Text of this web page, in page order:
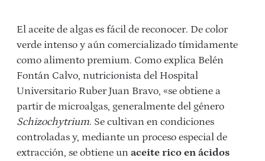
El aceite de algas es fácil de reconocer. De color
verde intenso y aún comercializado tímidamente
como alimento premium. Como explica Belén
Fontán Calvo, nutricionista del Hospital
Universitario Ruber Juan Bravo, «se obtiene a
partir de microalgas, generalmente del género
Schizochytrium. Se cultivan en condiciones
controladas y, mediante un proceso especial de
extracción, se obtiene un aceite rico en ácidos